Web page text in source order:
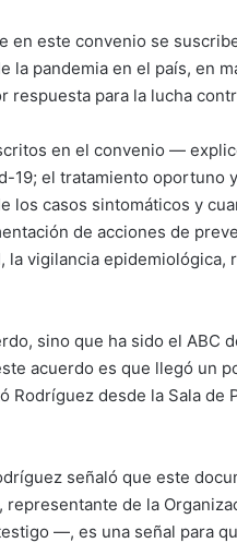
en este convenio se
la pandemia en el país, en
respuesta para la lucha
en el convenio —
19; el tratamiento oportuno
los casos sintomáticos y
de acciones de
la vigilancia
sino que ha sido el ABC
acuerdo es que llegó un
Rodríguez desde la Sala de
señaló que este
de la
—, es una señal para